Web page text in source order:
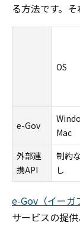
る方法です。
OS
e-Gov
Mac
外部連
携API
制約な
し
e-Gov（イーガ
サービスの提